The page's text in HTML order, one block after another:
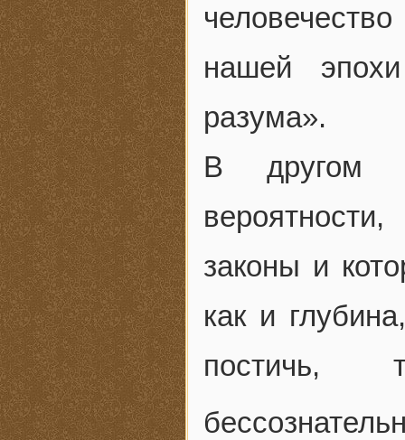
нашей
разума».
В другом
законы и
как и
постичь,